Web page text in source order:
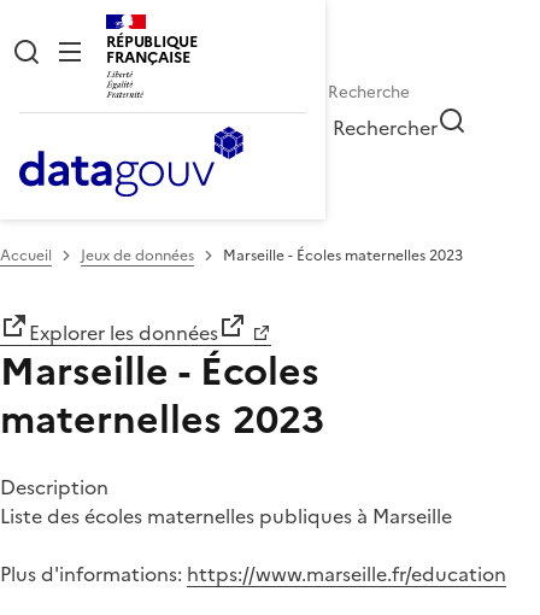
RÉPUBLIQUE
FRANÇAISE
Rechercher
Accueil Jeux de données Marseille - Écoles maternelles 2023
Explorer les données
Marseille - Écoles
maternelles 2023
Description
Liste des écoles maternelles publiques à Marseille
Plus d'informations: https://www.marseille.fr/education